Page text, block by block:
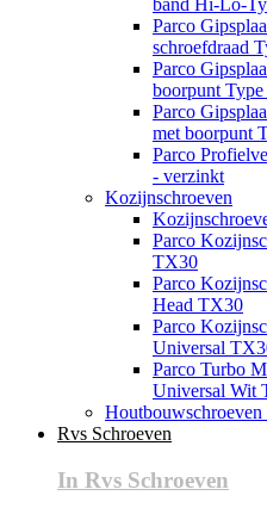
band Hi-Lo-
Parco
schroefdraad
Parco
boorpunt
Parco
met boorpunt
Parco
- verzinkt
Kozijnschroeven
Parco
TX30
Parco
Head TX30
Parco
Universal
Parco Turbo
Universal Wit
Rvs Schroeven
In Rvs Schroeven